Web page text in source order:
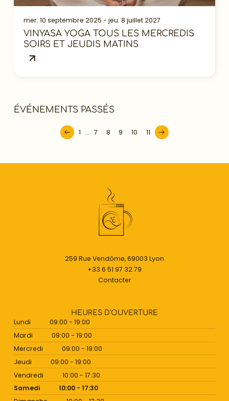
mer. 10 septembre 2025 - jeu. 8 juillet 2027
VINYASA YOGA TOUS LES MERCREDIS
SOIRS ET JEUDIS MATINS
ÉVÉNEMENTS PASSÉS
1 ... 7 8 9 10 11
259 Rue Vendôme, 69003 Lyon
+33 6 51 97 32 79
Contacter
HEURES D'OUVERTURE
Lundi
09:00 - 19:00
Mardi
09:00 - 19:00
Mercredi
09:00 - 19:00
Jeudi
09:00 - 19:00
Vendredi
10:00 - 17:30
Samedi
10:00 - 17:30